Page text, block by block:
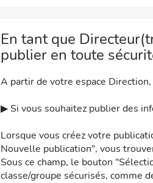
En tant que
publier en toute
A partir de votre espace
▶ Si vous souhaitez publier des
Lorsque vous créez votre
Nouvelle publication", vous
Sous ce champ, le bouton
classe/groupe sécurisés, comme